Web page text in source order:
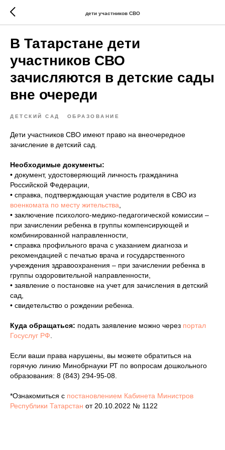
дети участников СВО
В Татарстане дети
участников СВО
зачисляются в детские сады
вне очереди
ДЕТСКИЙ САД ОБРАЗОВАНИЕ
Дети участников СВО имеют право на внеочередное
зачисление в детский сад.
Необходимые документы:
• документ, удостоверяющий личность гражданина
Российской Федерации,
• справка, подтверждающая участие родителя в СВО из
военкомата по месту жительства
• заключение психолого-медико-педагогической комиссии –
при зачислении ребенка в группы компенсирующей и
комбинированной направленности,
• справка профильного врача с указанием диагноза и
рекомендацией с печатью врача и государственного
учреждения здравоохранения – при зачислении ребенка в
группы оздоровительной направленности,
• заявление о постановке на учет для зачисления в детский
сад,
• свидетельство о рождении ребенка.
Куда обращаться: подать заявление можно через портал
Госуслуг РФ
Если ваши права нарушены, вы можете обратиться на
горячую линию Минобрнауки РТ по вопросам дошкольного
образования: 8 (843) 294-95-08.
*Ознакомиться с постановлением Кабинета Министров
Республики Татарстан от 20.10.2022 № 1122